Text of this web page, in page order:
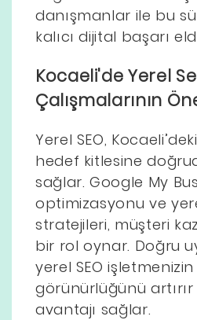
danışmanlar ile bu
kalıcı dijital başarı
Kocaeli'de Yerel
Çalışmalarının
Yerel SEO,
hedef kitlesine
sağlar. Google My
optimizasyonu ve
stratejileri, müşteri
bir rol oynar. Doğru
yerel SEO
görünürlüğünü
avantajı sağlar.